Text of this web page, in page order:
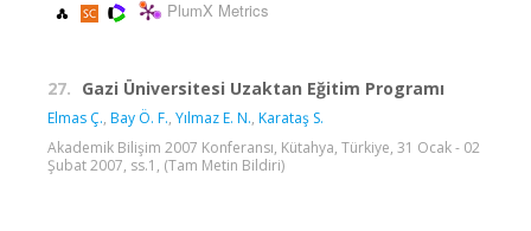
PlumX Metrics
27. Gazi Üniversitesi Uzaktan Eğitim Programı
Elmas Ç., Bay Ö. F., Yılmaz E. N., Karataş S.
Akademik Bilişim 2007 Konferansı, Kütahya, Türkiye, 31 Ocak - 02
Şubat 2007, ss.1, (Tam Metin Bildiri)